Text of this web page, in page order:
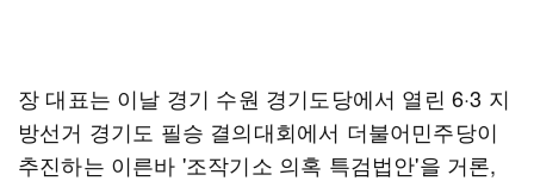
장 대표는 이날 경기 수원 경기도당에서 열린 6·3 지
방선거 경기도 필승 결의대회에서 더불어민주당이
추진하는 이른바 '조작기소 의혹 특검법안'을 거론,